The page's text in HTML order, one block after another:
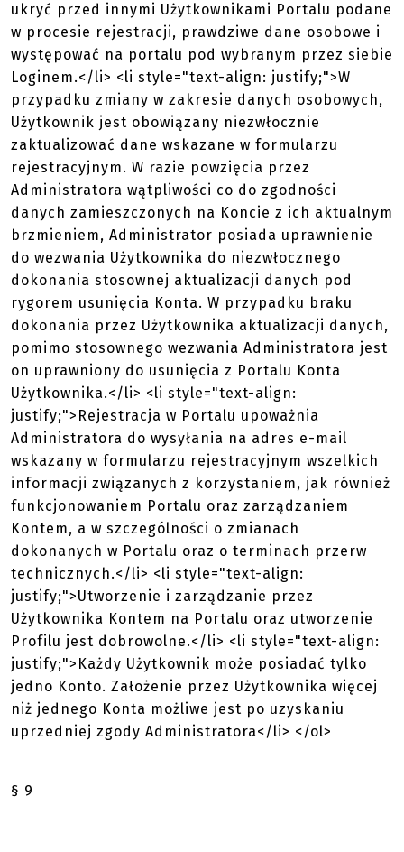
ukryć przed innymi Użytkownikami Portalu podane
w procesie rejestracji, prawdziwe dane osobowe i
występować na portalu pod wybranym przez siebie
Loginem.</li> <li style="text-align: justify;">W
przypadku zmiany w zakresie danych osobowych,
Użytkownik jest obowiązany niezwłocznie
zaktualizować dane wskazane w formularzu
rejestracyjnym. W razie powzięcia przez
Administratora wątpliwości co do zgodności
danych zamieszczonych na Koncie z ich aktualnym
brzmieniem, Administrator posiada uprawnienie
do wezwania Użytkownika do niezwłocznego
dokonania stosownej aktualizacji danych pod
rygorem usunięcia Konta. W przypadku braku
dokonania przez Użytkownika aktualizacji danych,
pomimo stosownego wezwania Administratora jest
on uprawniony do usunięcia z Portalu Konta
Użytkownika.</li> <li style="text-align:
justify;">Rejestracja w Portalu upoważnia
Administratora do wysyłania na adres e-mail
wskazany w formularzu rejestracyjnym wszelkich
informacji związanych z korzystaniem, jak również
funkcjonowaniem Portalu oraz zarządzaniem
Kontem, a w szczególności o zmianach
dokonanych w Portalu oraz o terminach przerw
technicznych.</li> <li style="text-align:
justify;">Utworzenie i zarządzanie przez
Użytkownika Kontem na Portalu oraz utworzenie
Profilu jest dobrowolne.</li> <li style="text-align:
justify;">Każdy Użytkownik może posiadać tylko
jedno Konto. Założenie przez Użytkownika więcej
niż jednego Konta możliwe jest po uzyskaniu
uprzedniej zgody Administratora</li> </ol>
§ 9